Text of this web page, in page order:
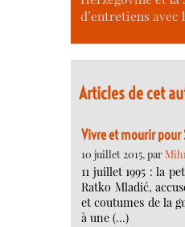
d’entretiens
Articles de cet
Vivre et mourir pour
10 juillet 2015, par
11 juillet 1995 : la
Ratko Mladić,
et coutumes de la
à une (…)